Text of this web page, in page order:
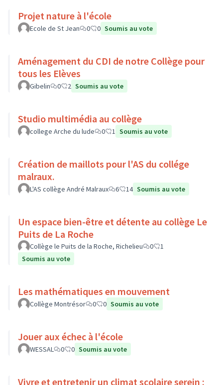
Projet nature à l'école
Ecole de St Jean 0 0 Soumis au vote
Aménagement du CDI de notre Collège pour
tous les Elèves
Gibelin 0 2 Soumis au vote
Studio multimédia au collège
college Arche du lude 0 1 Soumis au vote
Création de maillots pour l'AS du collége
malraux.
L'AS collège André Malraux 6 14 Soumis au vote
Un espace bien-être et détente au collège Le
Puits de La Roche
Collège le Puits de la Roche, Richelieu 0
1
Soumis au vote
Les mathématiques en mouvement
Collège Montrésor 0 0 Soumis au vote
Jouer aux échec à l'école
WESSAL 0 0 Soumis au vote
Vivre et entretenir un climat scolaire serein :